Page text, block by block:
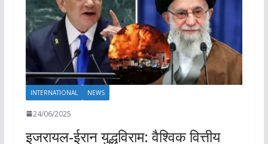
INTERNATIONAL NEWS
24/06/2025
इजरायल-ईरान युद्धविराम: वैश्विक वित्तीय